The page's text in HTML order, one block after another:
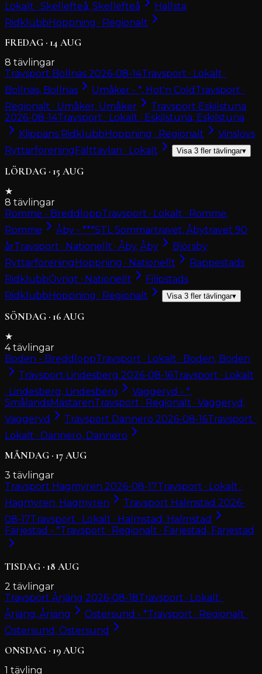
Lokalt · Skellefteå, Skellefteå
Hallsta
Ridklubb Hoppning · Regionalt
FREDAG · 14 AUG
8 tävlingar
Travsport Bollnäs 2026-08-14Travsport · Lokalt ·
Bollnäs, Bollnäs
Umåker - *, Hot'n Cold Travsport ·
Regionalt · Umåker, Umåker
Travsport Eskilstuna
2026-08-14Travsport · Lokalt · Eskilstuna, Eskilstuna
Klippans RidklubbHoppning · Regionalt
Vinslövs
RyttarföreningFälttävlan · Lokalt Visa 3 fler tävlingar▾
LÖRDAG · 15 AUG
★
8 tävlingar
Romme - BreddloppTravsport · Lokalt · Romme,
Romme
Åby - ***STL Sommartravet, Åbytravet 90
årTravsport · Nationellt · Åby, Åby
Björsby
RyttarföreningHoppning · Nationellt
Rappestads
RidklubbÖvrigt · Nationellt
Filipstads
RidklubbHoppning · Regionalt Visa 3 fler tävlingar▾
SÖNDAG · 16AUG
★
4 tävlingar
Boden - BreddloppTravsport · Lokalt · Boden, Boden
Travsport Lindesberg 2026-08-16Travsport · Lokalt
· Lindesberg, Lindesberg
Vaggeryd - *,
SmålandsMästarenTravsport · Regionalt · Vaggeryd,
Vaggeryd
Travsport Dannero 2026-08-16Travsport ·
Lokalt · Dannero, Dannero
MÅNDAG · 17AUG
3 tävlingar
Travsport Hagmyren 2026-08-17Travsport · Lokalt ·
Hagmyren, Hagmyren
Travsport Halmstad 2026-
08-17Travsport · Lokalt · Halmstad, Halmstad
Färjestad - *Travsport · Regionalt · Färjestad, Färjestad
TISDAG · 18 AUG
2 tävlingar
Travsport Årjäng 2026-08-18Travsport · Lokalt ·
Årjäng, Årjäng
Östersund - *Travsport · Regionalt ·
Östersund, Östersund
ONSDAG · 19AUG
1 tävling